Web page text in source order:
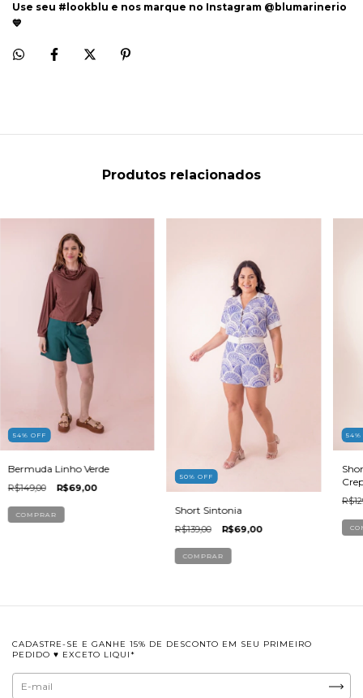
Use seu #lookblu e nos marque no Instagram @blumarinerio
💙
Produtos relacionados
54% OFF
Bermuda Linho Verde
R$149,00 R$69,00
COMPRAR
50% OFF
Short Sintonia
R$139,00 R$69,00
COMPRAR
54
CADASTRE-SE E GANHE 15% DE DESCONTO EM SEU PRIMEIRO
PEDIDO ♥ EXCETO LIQUI*